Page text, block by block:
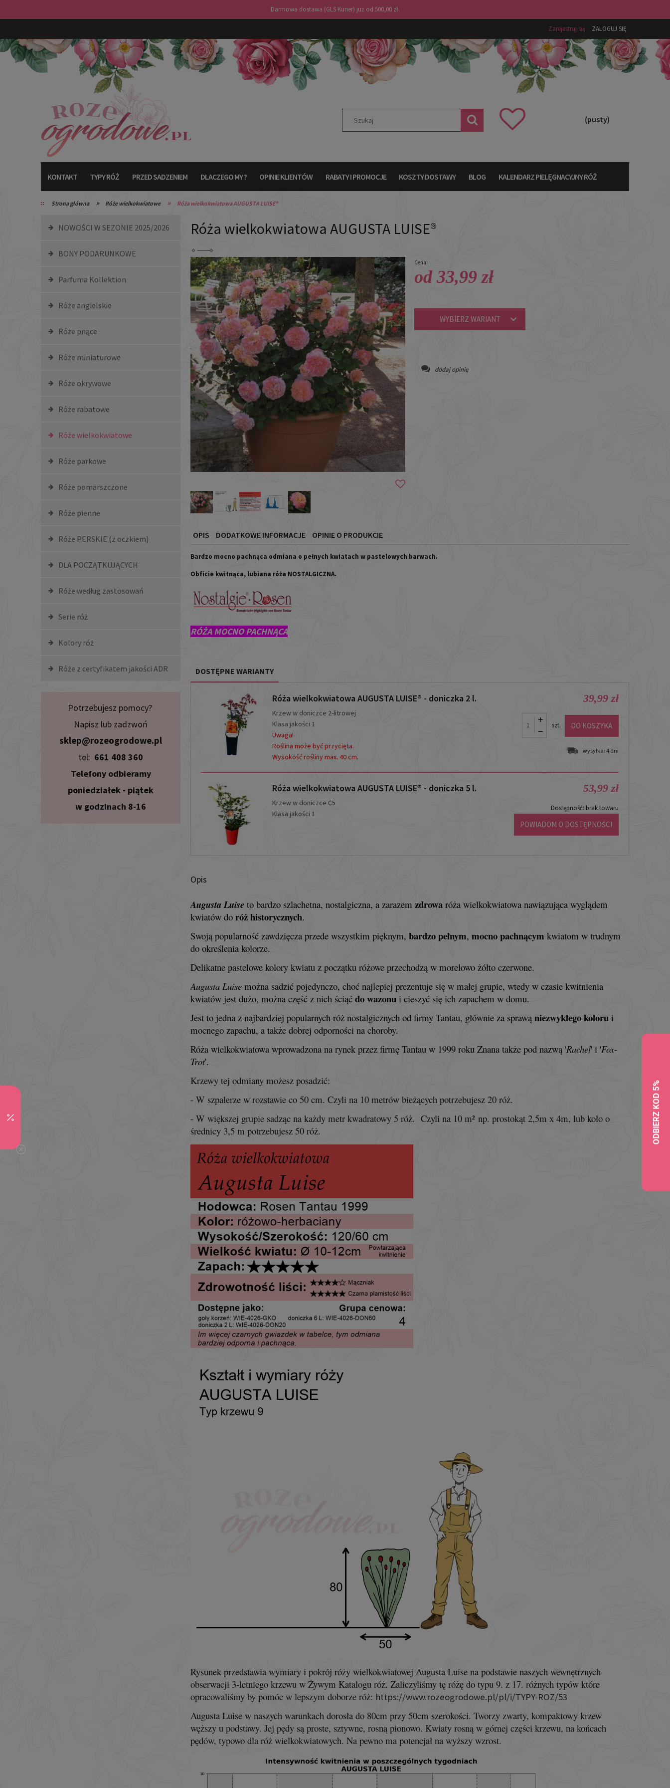
Darmowa dostawa (GLS Kurier) już od 500,00 zł.
Zarejestruj się ZALOGUJ SIĘ
(pusty)
KONTAKT TYPY RÓŻ PRZED SADZENIEM DLACZEGO MY ? OPINIE KLIENTÓW RABATY I PROMOCJE KOSZTY DOSTAWY BLOG KALENDARZ PIELĘGNACYJNY RÓŻ
TYPY RÓŻ
Strona główna » Róże wielkokwiatowe » Róża wielkokwiatowa AUGUSTA LUISE®
NOWOŚCI W SEZONIE 2025/2026
BONY PODARUNKOWE
Parfuma Kollektion
Róże angielskie
Róże pnące
Róże miniaturowe
Róże okrywowe
Róże rabatowe
Róże wielkokwiatowe
Róże parkowe
Róże pomarszczone
Róże pienne
Róże PERSKIE (z oczkiem)
DLA POCZĄTKUJĄCYCH
Róże według zastosowań
Serie róż
Kolory róż
Róże z certyfikatem jakości ADR
Potrzebujesz pomocy?
Napisz lub zadzwoń
sklep@rozeogrodowe.pl
tel: 661 408 360
Telefony odbieramy
poniedziałek - piątek
w godzinach 8-16
Róża wielkokwiatowa AUGUSTA LUISE®
Cena:
od 33,99 zł
WYBIERZ WARIANT
dodaj opinię
OPIS DODATKOWE INFORMACJE OPINIE O PRODUKCIE
Bardzo mocno pachnąca odmiana o pełnych kwiatach w pastelowych barwach.
Obficie kwitnąca, lubiana róża NOSTALGICZNA.
RÓŻA MOCNO PACHNĄCA
Opis
Augusta Luise to bardzo szlachetna, nostalgiczna, a zarazem zdrowa róża wielkokwiatowa nawiązująca wyglądem
kwiatów do róż historycznych.
Swoją popularność zawdzięcza przede wszystkim pięknym, bardzo pełnym, mocno pachnącym kwiatom w trudnym
do określenia kolorze.
Delikatne pastelowe kolory kwiatu z początku różowe przechodzą w morelowo żółto czerwone.
Augusta Luise można sadzić pojedynczo, choć najlepiej prezentuje się w małej grupie, wtedy w czasie kwitnienia
kwiatów jest dużo, można część z nich ściąć do wazonu i cieszyć się ich zapachem w domu.
Jest to jedna z najbardziej popularnych róż nostalgicznych od firmy Tantau, głównie za sprawą niezwykłego koloru i
mocnego zapachu, a także dobrej odporności na choroby.
Róża wielkokwiatowa wprowadzona na rynek przez firmę Tantau w 1999 roku Znana także pod nazwą 'Rachel' i 'Fox-
Trot'.
Krzewy tej odmiany możesz posadzić:
- W szpalerze w rozstawie co 50 cm. Czyli na 10 metrów bieżących potrzebujesz 20 róż.
- W większej grupie sadząc na każdy metr kwadratowy 5 róż. Czyli na 10 m² np. prostokąt 2,5m x 4m, lub koło o
średnicy 3,5 m potrzebujesz 50 róż.
Rysunek przedstawia wymiary i pokrój róży wielkokwiatowej Augusta Luise na podstawie naszych wewnętrznych
obserwacji 3-letniego krzewu w Żywym Katalogu róż. Zaliczyliśmy tę różę do typu 9. z 17. różnych typów które
opracowaliśmy by pomóc w lepszym doborze róż: https://www.rozeogrodowe.pl/pl/i/TYPY-ROZ/53
Augusta Luise w naszych warunkach dorosła do 80cm przy 50cm szerokości. Tworzy zwarty, kompaktowy krzew
węższy u podstawy. Jej pędy są proste, sztywne, rosną pionowo. Kwiaty rosną w górnej części krzewu, na końcach
pędów, typowo dla róż wielkokwiatowych. Na pewno ma potencjał na wyższy wzrost.
DOSTĘPNE WARIANTY
Róża wielkokwiatowa AUGUSTA LUISE® - doniczka 2 l.
Krzew w doniczce 2-litrowej
Klasa jakości 1
Uwaga!
Roślina może być przycięta.
Wysokość rośliny max. 40 cm.
39,99 zł
szt. DO KOSZYKA
wysyłka: 4 dni
Róża wielkokwiatowa AUGUSTA LUISE® - doniczka 5 l.
Krzew w doniczce C5
Klasa jakości 1
53,99 zł
Dostępność: brak towaru
POWIADOM O DOSTĘPNOŚCI